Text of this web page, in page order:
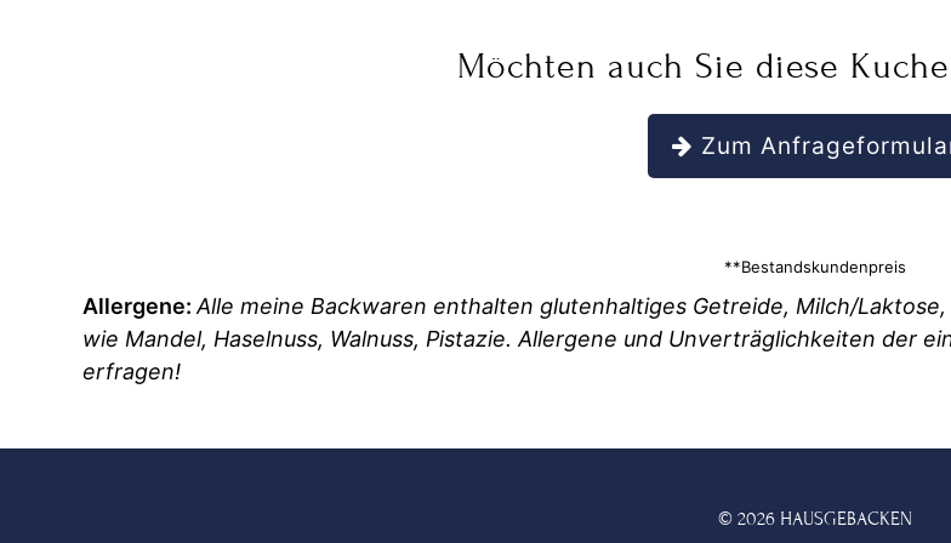
Möchten auch Sie diese
Zum
**Bestandskundenpreis
Allergene:Alle meine Backwaren enthalten glutenhaltiges Getreide, Milch/
wie Mandel, Haselnuss, Walnuss, Pistazie. Allergene und Unverträglichkeiten der
erfragen!
© 2026 HAUSGEBACKEN